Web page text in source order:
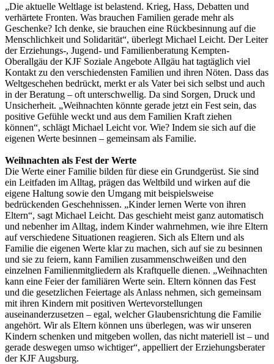
„Die aktuelle Weltlage ist belastend. Krieg, Hass, Debatten und
verhärtete Fronten. Was brauchen Familien gerade mehr als
Geschenke? Ich denke, sie brauchen eine Rückbesinnung auf die
Menschlichkeit und Solidarität“, überlegt Michael Leicht. Der Leiter
der Erziehungs-, Jugend- und Familienberatung Kempten-
Oberallgäu der KJF Soziale Angebote Allgäu hat tagtäglich viel
Kontakt zu den verschiedensten Familien und ihren Nöten. Dass das
Weltgeschehen bedrückt, merkt er als Vater bei sich selbst und auch
in der Beratung – oft unterschwellig. Da sind Sorgen, Druck und
Unsicherheit. „Weihnachten könnte gerade jetzt ein Fest sein, das
positive Gefühle weckt und aus dem Familien Kraft ziehen
können“, schlägt Michael Leicht vor. Wie? Indem sie sich auf die
eigenen Werte besinnen – gemeinsam als Familie.
Weihnachten als Fest der Werte
Die Werte einer Familie bilden für diese ein Grundgerüst. Sie sind
ein Leitfaden im Alltag, prägen das Weltbild und wirken auf die
eigene Haltung sowie den Umgang mit beispielsweise
bedrückenden Geschehnissen. „Kinder lernen Werte von ihren
Eltern“, sagt Michael Leicht. Das geschieht meist ganz automatisch
und nebenher im Alltag, indem Kinder wahrnehmen, wie ihre Eltern
auf verschiedene Situationen reagieren. Sich als Eltern und als
Familie die eigenen Werte klar zu machen, sich auf sie zu besinnen
und sie zu feiern, kann Familien zusammenschweißen und den
einzelnen Familienmitgliedern als Kraftquelle dienen. „Weihnachten
kann eine Feier der familiären Werte sein. Eltern können das Fest
und die gesetzlichen Feiertage als Anlass nehmen, sich gemeinsam
mit ihren Kindern mit positiven Wertevorstellungen
auseinanderzusetzen – egal, welcher Glaubensrichtung die Familie
angehört. Wir als Eltern können uns überlegen, was wir unseren
Kindern schenken und mitgeben wollen, das nicht materiell ist – und
gerade deswegen umso wichtiger“, appelliert der Erziehungsberater
der KJF Augsburg.